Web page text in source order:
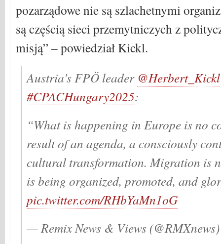
pozarządowe nie są szlachetnymi
są częścią sieci przemytniczych z
misją” – powiedział Kickl.
Austria’s FPÖ leader @Herbert_Kickl
#CPACHungary2025:
“What is happening in Europe is no
result of an agenda, a consciously
cultural transformation. Migration is
is being organized, promoted, and
pic.twitter.com/RHbYaMn1oG
— Remix News & Views